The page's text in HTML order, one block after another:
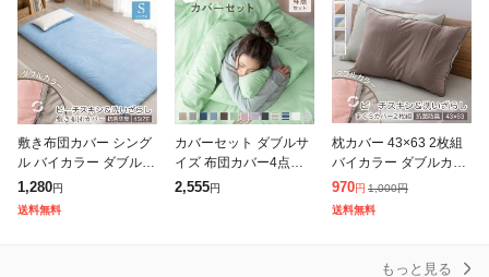
敷き布団カバー シング
ル バイカラー ダブルカ
ラー リバーシブル 水洗
い加工 ピーチスキン加
1,280円
送料無料
カバーセット ダブルサ
イズ 布団カバー4点セ
ット ベッドカバーセッ
2,555円
枕カバー 43×63 2枚組
バイカラー ダブルカラ
ー リバーシブル 水洗い
加工 ピーチスキン加工
970円 1,000円
送料無料
もっと見る